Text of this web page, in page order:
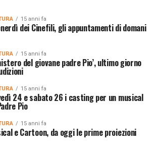
15 anni fa
dei Cinefili, gli appuntamenti di domani
15 anni fa
del giovane padre Pio’, ultimo giorno
15 anni fa
24 e sabato 26 i casting per un musical
Pio
15 anni fa
e Cartoon, da oggi le prime proiezioni